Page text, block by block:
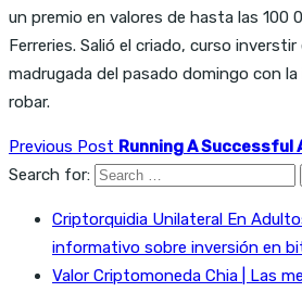
un premio en valores de hasta las 100
Ferreries. Salió el criado, curso
madrugada del pasado domingo con
robar.
Previous Post Running A Successful
Search for:
Criptorquidia Unilateral En
informativo sobre inversión en
Valor Criptomoneda Chia | Las